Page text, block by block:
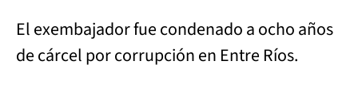
El exembajador fue condenado a ocho años
de cárcel por corrupción en Entre Ríos.